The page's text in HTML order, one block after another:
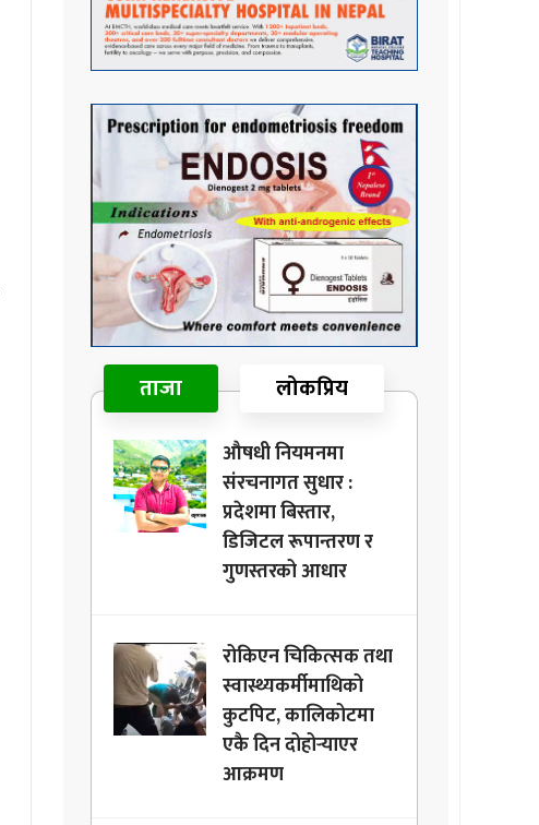
ताजा लोकप्रिय
औषधी नियमनमा
संरचनागत सुधार :
प्रदेशमा बिस्तार,
डिजिटल रूपान्तरण र
गुणस्तरको आधार
रोकिएन चिकित्सक तथा
स्वास्थ्यकर्मीमाथिको
कुटपिट, कालिकोटमा
एकै दिन दोहोर्‍याएर
आक्रमण